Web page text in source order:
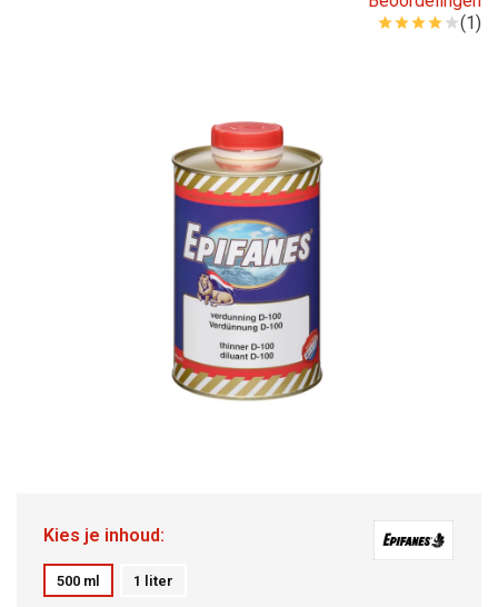
(1)
Kies je inhoud:
500 ml 1 liter